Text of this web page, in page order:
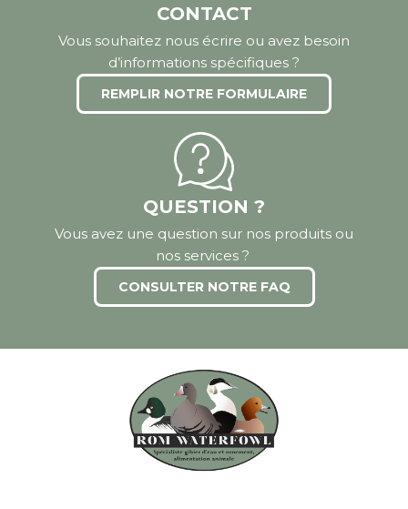
CONTACT
Vous souhaitez nous écrire ou avez besoin
d’informations spécifiques ?
REMPLIR NOTRE FORMULAIRE
QUESTION ?
Vous avez une question sur nos produits ou
nos services ?
CONSULTER NOTRE FAQ